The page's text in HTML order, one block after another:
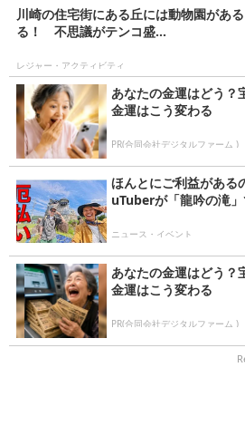
川崎の住宅街にある丘には動物園があ
る！ 不思議がテンコ盛...
レジャー・アクティビティ
あなたの金運はどう？
金運はこう変わる
PR(合同会社デジタルファーム )
ほんとにご利益があ
uTuberが「龍吟の滝
ニュース・イベント
あなたの金運はどう？
金運はこう変わる
PR(合同会社デジタルファーム )